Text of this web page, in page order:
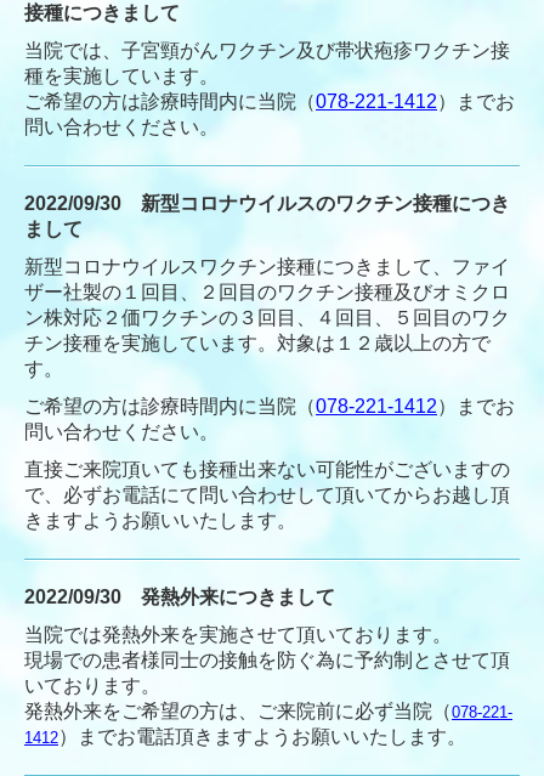
接種につきまして
当院では、子宮頸がんワクチン及び帯状疱疹ワクチン接
種を実施しています。
ご希望の方は診療時間内に当院（078-221-1412）までお
問い合わせください。
2022/09/30 新型コロナウイルスのワクチン接種につき
まして
新型コロナウイルスワクチン接種につきまして、ファイ
ザー社製の１回目、２回目のワクチン接種及びオミクロ
ン株対応２価ワクチンの３回目、４回目、５回目のワク
チン接種を実施しています。対象は１２歳以上の方で
す。
ご希望の方は診療時間内に当院（078-221-1412）までお
問い合わせください。
直接ご来院頂いても接種出来ない可能性がございますの
で、必ずお電話にて問い合わせして頂いてからお越し頂
きますようお願いいたします。
2022/09/30 発熱外来につきまして
当院では発熱外来を実施させて頂いております。
現場での患者様同士の接触を防ぐ為に予約制とさせて頂
いております。
発熱外来をご希望の方は、ご来院前に必ず当院 （078-221-
1412） までお電話頂きますようお願いいたします。